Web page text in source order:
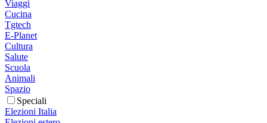
Viaggi
Cucina
Tgtech
E-Planet
Cultura
Salute
Scuola
Animali
Spazio
Speciali
Elezioni Italia